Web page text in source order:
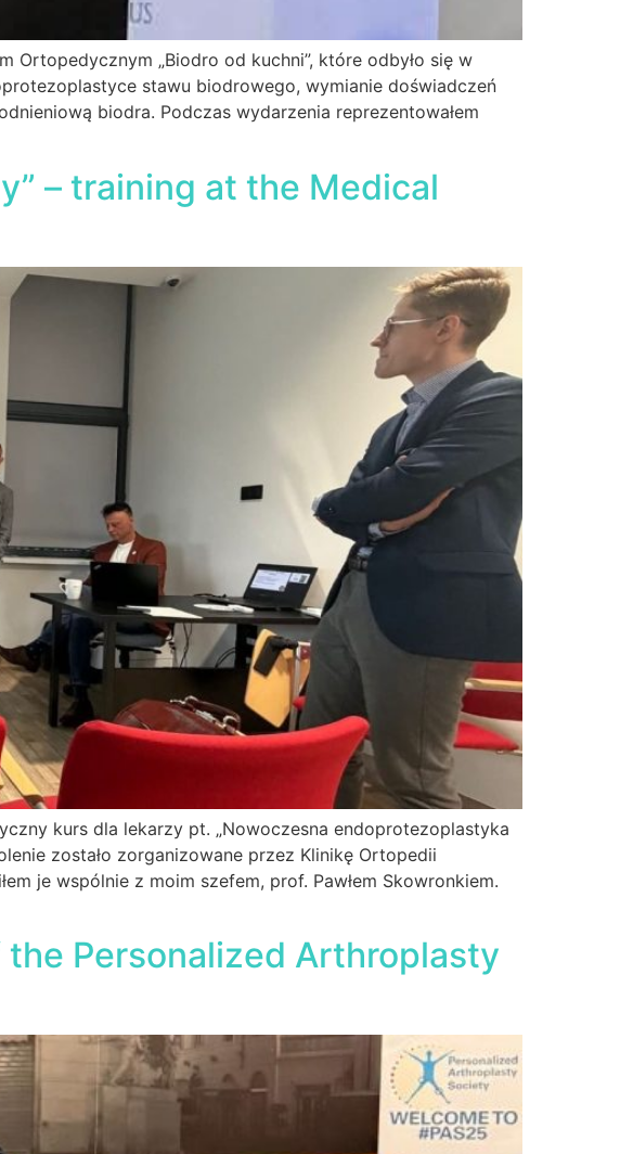
Ortopedycznym „Biodro od kuchni”, które odbyło się w
stawu biodrowego, wymianie doświadczeń
biodra. Podczas wydarzenia reprezentowałem
– training at the Medical
kurs dla lekarzy pt. „Nowoczesna endoprotezoplastyka
zostało zorganizowane przez Klinikę Ortopedii
je wspólnie z moim szefem, prof. Pawłem Skowronkiem.
Personalized Arthroplasty